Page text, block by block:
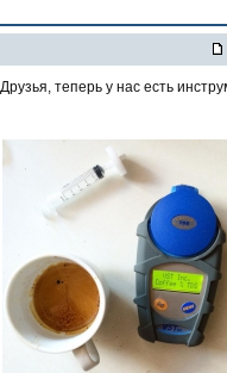
Друзья, теперь у нас есть